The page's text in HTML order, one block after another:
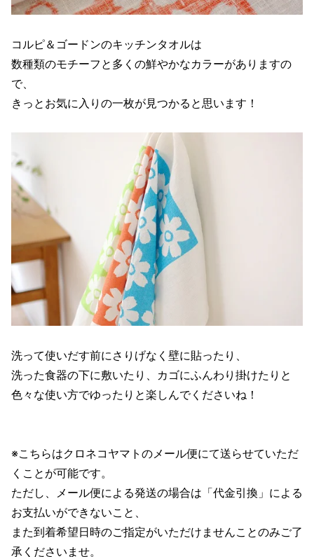
コルピ＆ゴードンのキッチンタオルは
数種類のモチーフと多くの鮮やかなカラーがありますの
で、
きっとお気に入りの一枚が見つかると思います！
洗って使いだす前にさりげなく壁に貼ったり、
洗った食器の下に敷いたり、カゴにふんわり掛けたりと
色々な使い方でゆったりと楽しんでくださいね！
※こちらはクロネコヤマトのメール便にて送らせていただ
くことが可能です。
ただし、メール便による発送の場合は「代金引換」による
お支払いができないこと、
また到着希望日時のご指定がいただけませんことのみご了
承くださいませ。